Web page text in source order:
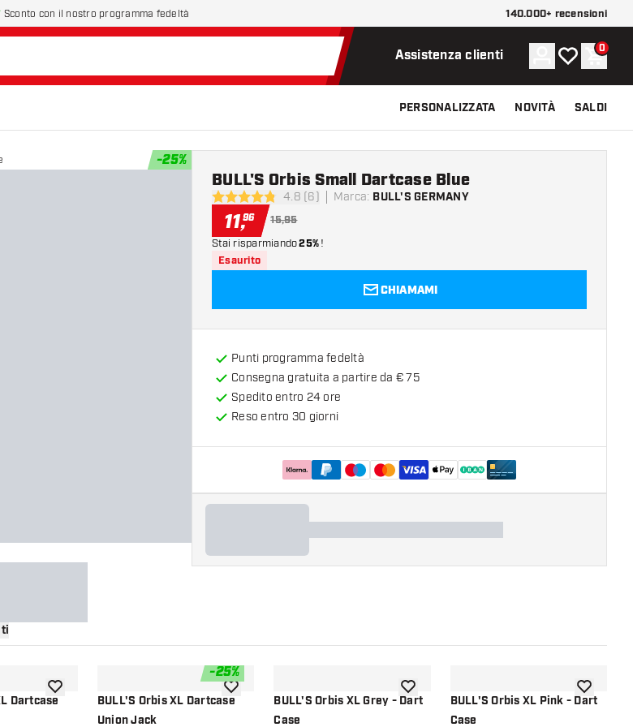
Sconto con il nostro programma fedeltà 140.000+ recensioni
Assistenza clienti Account
La mia lista
0
PERSONALIZZATA NOVITÀ SALDI
-25%
4.8 stelle di valutazione
4.8 (6) Marca: BULL'S GERMANY
BULL'S Orbis Small Dartcase Blue
11,96 15,95
Stai risparmiando25%!
Esaurito
CHIAMAMI
Punti programma fedeltà
Consegna gratuita a partire da € 75
Spedito entro 24 ore
Reso entro 30 giorni
Dartcaseaggiungi alla lista dei desideri
-25%
BULL'S Orbis XL Dartcase
Union Jack
aggiungi alla lista dei desideri
BULL'S Orbis XL Grey - Dart
Case
aggiungi alla lista dei desideri
BULL'S Orbis XL Pink - Dart
Case
aggiungi